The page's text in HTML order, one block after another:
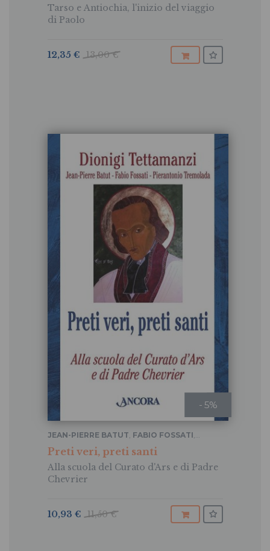
Tarso e Antiochia, l'inizio del viaggio
di Paolo
13,00 €
12,35 €
- 5%
Preti veri, preti santi
Alla scuola del Curato d'Ars e di Padre
Chevrier
JEAN-PIERRE BATUT FABIO FOSSATI
DIONIGI TETTAMANZI
11,50 €
10,93 €